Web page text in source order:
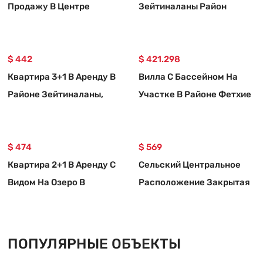
Продажу В Центре
Зейтиналаны Район
$ 442
Квартира 3+1 В Аренду В
Районе Зейтиналаны,
$ 421.298
Вилла С Бассейном На
Участке В Районе Фетхие
$ 474
Квартира 2+1 В Аренду С
Видом На Озеро В
$ 569
Сельский Центральное
Расположение Закрытая
ПОПУЛЯРНЫЕ ОБЪЕКТЫ